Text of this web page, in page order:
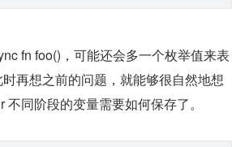
fn foo()，可能还会多一个枚举值来表
再想之前的问题，就能够很自然地想
同阶段的变量需要如何保存了。